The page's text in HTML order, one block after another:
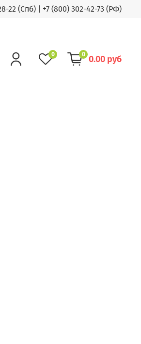
22 (Спб) +7 (800) 302-42-73 (РФ)
0 0 0.00 руб